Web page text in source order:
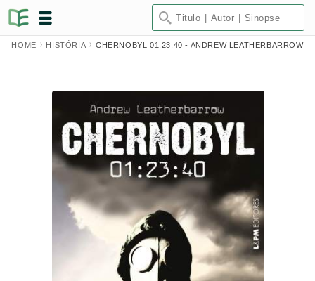
HOME HISTÓRIA CHERNOBYL 01:23:40 - ANDREW LEATHERBARROW